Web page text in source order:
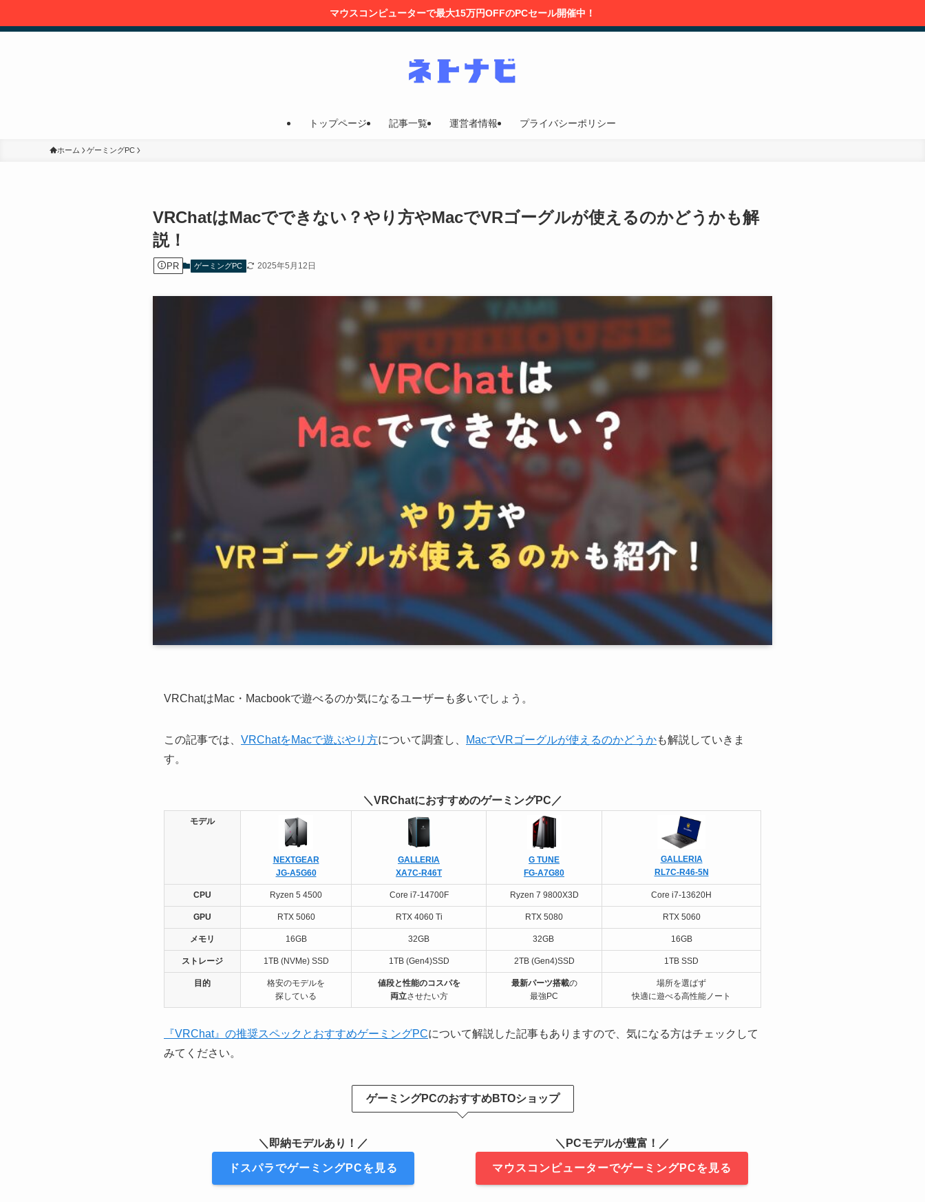
マウスコンピューターで最大15万円OFFのPCセール開催中！
トップページ 記事一覧 運営者情報 プライバシーポリシー
ホーム ゲーミングPC
VRChatはMacでできない？やり方やMacでVRゴーグルが使えるのかどうかも解
説！
PR ゲーミングPC 2025年5月12日
VRChatはMac・Macbookで遊べるのか気になるユーザーも多いでしょう。
この記事では、 VRChatをMacで遊ぶやり方について調査し、 MacでVRゴーグルが使えるのかどうかも解説していきま
す。
＼VRChatにおすすめのゲーミングPC／
モデル
NEXTGEAR
JG-A5G60
GALLERIA
XA7C-R46T
G TUNE
FG-A7G80
GALLERIA
RL7C-R46-5N
CPU Ryzen 5 4500 Core i7-14700F Ryzen 7 9800X3D Core i7-13620H
GPU RTX 5060 RTX 4060 Ti RTX 5080 RTX 5060
メモリ 16GB 32GB 32GB 16GB
ストレージ 1TB (NVMe) SSD 1TB (Gen4)SSD 2TB (Gen4)SSD 1TB SSD
目的
格安のモデルを
探している
値段と性能のコスパを
両立させたい方
最新パーツ搭載の
最強PC
場所を選ばず
快適に遊べる高性能ノート
『VRChat』の推奨スペックとおすすめゲーミングPCについて解説した記事もありますので、気になる方はチェックして
みてください。
ゲーミングPCのおすすめBTOショップ
＼即納モデルあり！／
ドスパラでゲーミングPCを見る
＼PCモデルが豊富！／
マウスコンピューターでゲーミングPCを見る